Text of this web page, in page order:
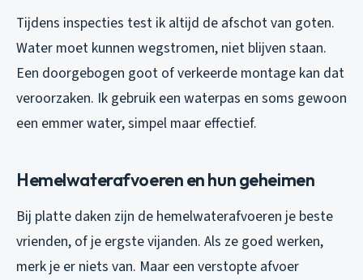
Tijdens inspecties test ik altijd de afschot van goten.
Water moet kunnen wegstromen, niet blijven staan.
Een doorgebogen goot of verkeerde montage kan dat
veroorzaken. Ik gebruik een waterpas en soms gewoon
een emmer water, simpel maar effectief.
Hemelwaterafvoeren en hun geheimen
Bij platte daken zijn de hemelwaterafvoeren je beste
vrienden, of je ergste vijanden. Als ze goed werken,
merk je er niets van. Maar een verstopte afvoer